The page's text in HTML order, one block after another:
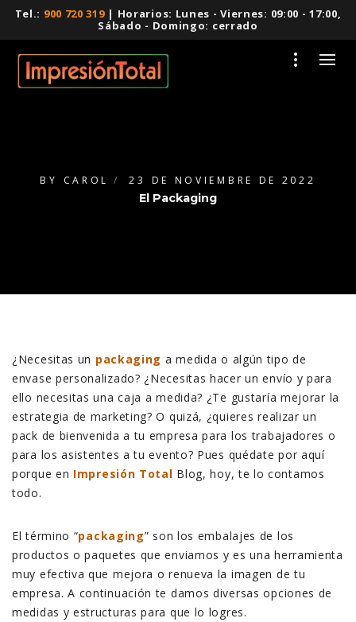
Tel.: 900 720 319| Horarios: Lunes - Viernes: 09:00 - 17:00,
Sábado - Domingo: cerrado
BY CAROL 23 DE NOVIEMBRE DE 2022
El Packaging
¿Necesitas un packaging a medida o algún tipo de
envase personalizado? ¿Necesitas hacer un envío y para
ello necesitas una caja a medida? ¿Te gustaría mejorar la
estrategia de marketing? O quizá, ¿quieres realizar un
pack de bienvenida a tu empresa para los trabajadores o
para los asistentes a tu evento? Pues quédate por aquí
porque en Impresión Total Blog, hoy, te lo contamos
todo.
El término “packaging” son los embalajes de los
productos o paquetes que enviamos y es una herramienta
muy efectiva que mejora o renueva la imagen de tu
empresa. A continuación te damos diversas opciones de
medidas y estructuras para que lo logres.